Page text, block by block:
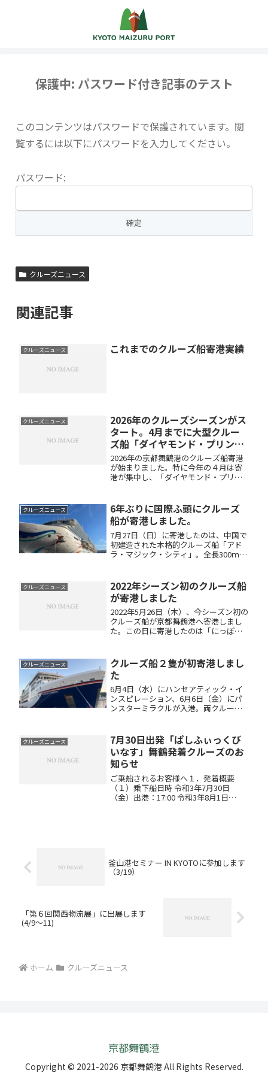
保護中: パスワード付き記事のテスト
このコンテンツはパスワードで保護されています。閲
覧するには以下にパスワードを入力してください。
パスワード:
クルーズニュース
関連記事
クルーズニュース これまでのクルーズ船寄港実績
クルーズニュース
2026年のクルーズシーズンがス
タート。4月までに大型クルー
ズ船「ダイヤモンド・プリンセ
ス」を含む９隻が舞鶴港へ寄港
しました
2026年の京都舞鶴港のクルーズ船寄港
が始まりました。特に今年の４月は寄
港が集中し、「ダイヤモンド・プリン
クルーズ船が寄港。多くのクルーズ客
が舞鶴を散策され、春の季節らしく...
クルーズニュース
6年ぶりに国際ふ頭にクルーズ
船が寄港しました。
7月27日（日）に寄港したのは、中国で
初建造された本格的クルーズ船「アド
ラ・マジック・シティ」。全長300ｍ、
がありました。いつもクルーズ船が寄
港している西港第２ふ頭には...
クルーズニュース
2022年シーズン初のクルーズ船
が寄港しました
2022年5月26日（木）、今シーズン初の
クルーズ船が京都舞鶴港へ寄港しまし
た。この日に寄港したのは「にっぽん
入港。にっぽん丸の寄港は、約４年８
か月ぶり。歓迎の横断...
クルーズニュース
クルーズ船２隻が初寄港しまし
た
6月4日（水）にハンセアティック・イ
ンスピレーション、6月6日（金）にパ
ンスターミラクルが入港。両クルーズ
ンは、ハパグロイド・クルーズという
ドイツに本社を置く会社の所有する...
クルーズニュース
7月30日出発「ぱしふぃっくび
いなす」舞鶴発着クルーズのお
知らせ
ご乗船されるお客様へ１．発着概要
（１）乗下船日時 令和3年7月30日
（金）出港：17:00 令和3年8月1日
釜山港セミナー IN KYOTOに参加します
（3/19）
「第６回関西物流展」に出展します
(4/9～11)
ホーム クルーズニュース
Copyright © 2021-2026 京都舞鶴港 All Rights Reserved.